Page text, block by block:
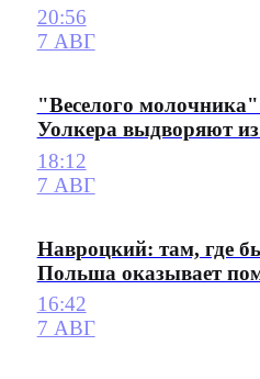
20:56
7 АВГ
"Веселого
Уолкера выдворяют
18:12
7 АВГ
Навроцкий: там, где
Польша оказывает
16:42
7 АВГ